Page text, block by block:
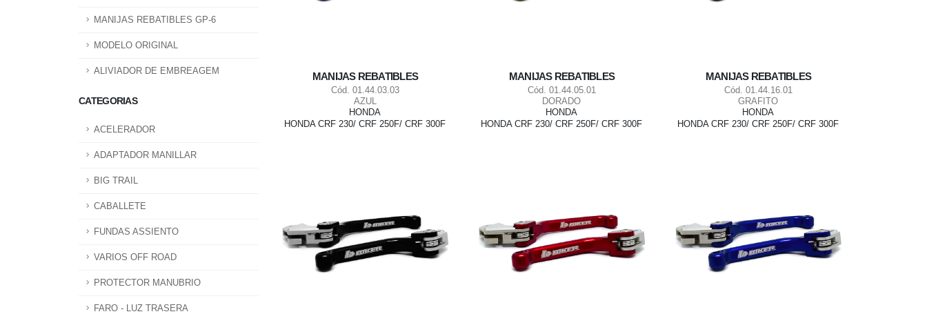
MANIJAS REBATIBLES GP-6
MODELO ORIGINAL
ALIVIADOR DE EMBREAGEM
CATEGORIAS
ACELERADOR
ADAPTADOR MANILLAR
BIG TRAIL
CABALLETE
FUNDAS ASSIENTO
VARIOS OFF ROAD
PROTECTOR MANUBRIO
FARO - LUZ TRASERA
MANIJAS REBATIBLES
Cód. 01.44.03.03
AZUL
HONDA
HONDA CRF 230/ CRF 250F/ CRF 300F
MANIJAS REBATIBLES
Cód. 01.44.05.01
DORADO
HONDA
HONDA CRF 230/ CRF 250F/ CRF 300F
MANIJAS REBATIBLES
Cód. 01.44.16.01
GRAFITO
HONDA
HONDA CRF 230/ CRF 250F/ CRF 300F